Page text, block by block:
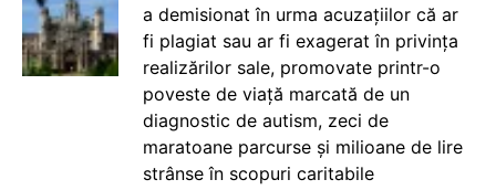
a demisionat în urma acuzațiilor că ar
fi plagiat sau ar fi exagerat în privința
realizărilor sale, promovate printr-o
poveste de viață marcată de un
diagnostic de autism, zeci de
maratoane parcurse și milioane de lire
strânse în scopuri caritabile